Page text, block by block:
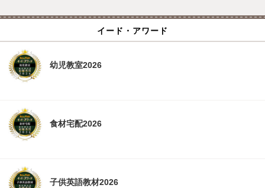
イード・アワード
幼児教室2026
食材宅配2026
子供英語教材2026